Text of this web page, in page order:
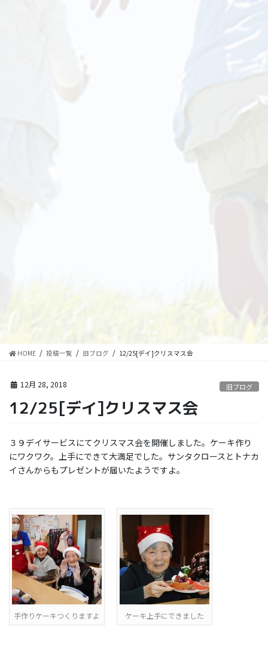
HOME 投稿一覧 旧ブログ 12/25[デイ]クリスマス会
12月 28, 2018 旧ブログ
12/25[デイ]クリスマス会
３９デイサービスにてクリスマス会を開催しました。ケーキ作り
にワクワク。上手にできて大満足でした。サンタクロースとトナカ
イさんからもプレゼントが届いたようですよ。
手作りケーキつくりますよ ケーキ上手にできました